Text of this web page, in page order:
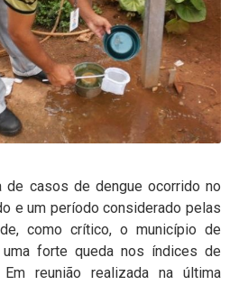
de casos de dengue ocorrido no
e um período considerado pelas
como crítico, o município de
uma forte queda nos índices de
reunião realizada na última